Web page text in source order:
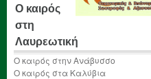
Ο καιρός
στη
Λαυρεωτική
Ο καιρός στην Ανάβυσσο
Ο καιρός στα Καλύβια